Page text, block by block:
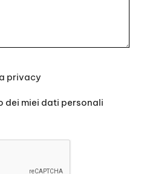
privacy
dei miei dati personali